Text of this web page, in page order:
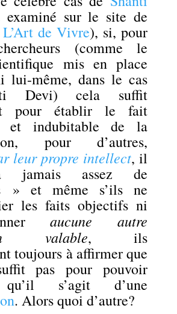
examiné sur le site de
de Vivre), si, pour
(comme le
mis en place
lui-même, dans le cas
Devi) cela suffit
pour établir le fait
et indubitable de la
pour d’autres,
leur propre intellect, il
jamais assez de
» et même s’ils ne
les faits objectifs ni
aucune autre
valable, ils
toujours à affirmer que
pas pour pouvoir
s’agit d’une
. Alors quoi d’autre?